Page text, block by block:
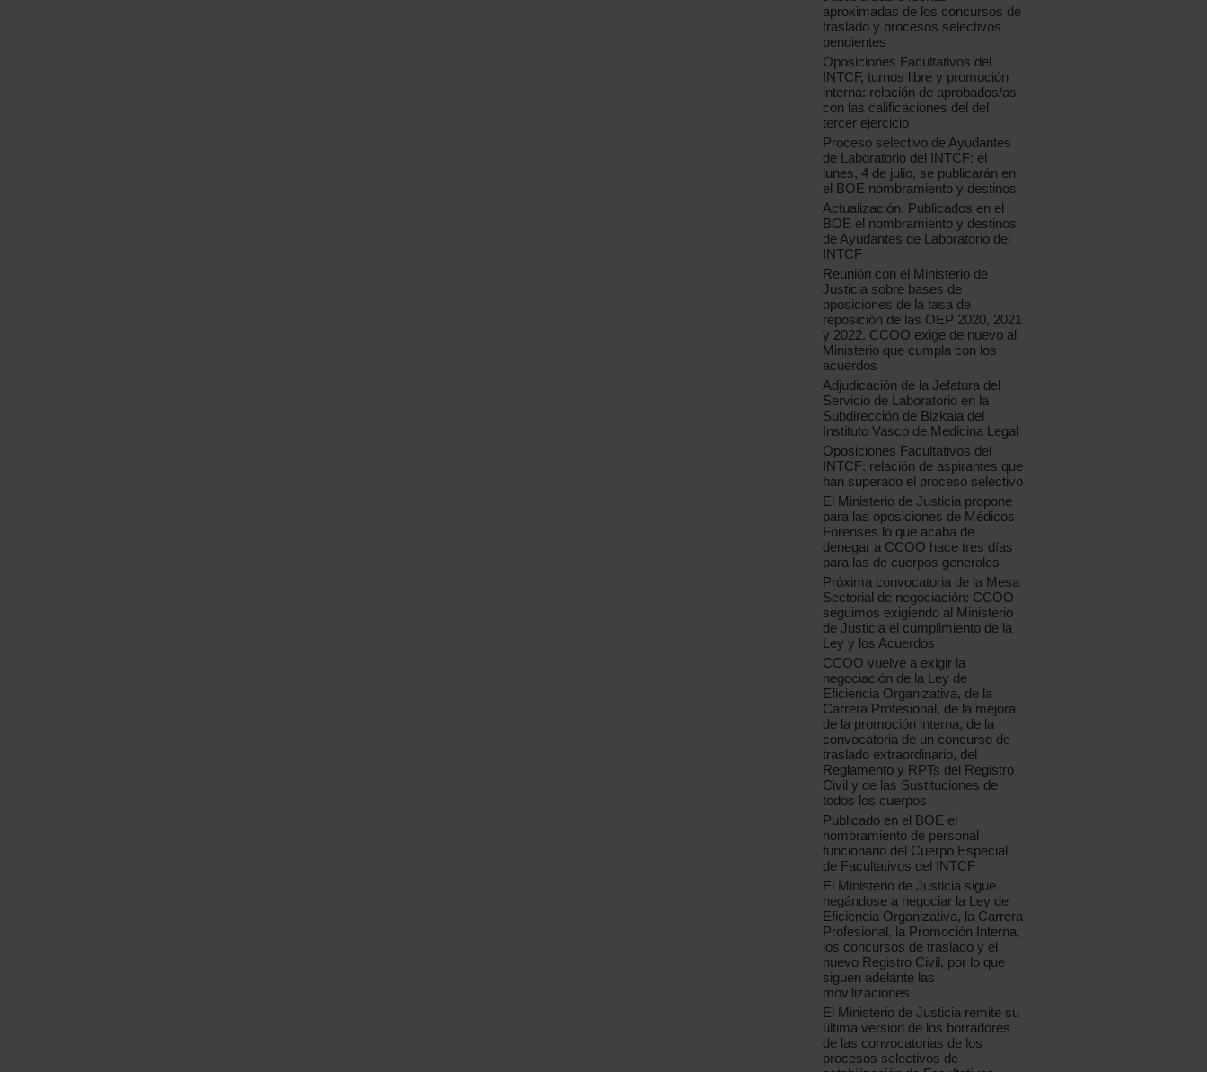
aproximadas de los concursos de
traslado y procesos selectivos
pendientes
Oposiciones Facultativos del
INTCF, turnos libre y promoción
interna: relación de aprobados/as
con las calificaciones del del
tercer ejercicio
Proceso selectivo de Ayudantes
de Laboratorio del INTCF: el
lunes, 4 de julio, se publicarán en
el BOE nombramiento y destinos
Actualización. Publicados en el
BOE el nombramiento y destinos
de Ayudantes de Laboratorio del
INTCF
Reunión con el Ministerio de
Justicia sobre bases de
oposiciones de la tasa de
reposición de las OEP 2020, 2021
y 2022. CCOO exige de nuevo al
Ministerio que cumpla con los
acuerdos
Adjudicación de la Jefatura del
Servicio de Laboratorio en la
Subdirección de Bizkaia del
Instituto Vasco de Medicina Legal
Oposiciones Facultativos del
INTCF: relación de aspirantes que
han superado el proceso selectivo
El Ministerio de Justicia propone
para las oposiciones de Médicos
Forenses lo que acaba de
denegar a CCOO hace tres días
para las de cuerpos generales
Próxima convocatoria de la Mesa
Sectorial de negociación: CCOO
seguimos exigiendo al Ministerio
de Justicia el cumplimiento de la
Ley y los Acuerdos
CCOO vuelve a exigir la
negociación de la Ley de
Eficiencia Organizativa, de la
Carrera Profesional, de la mejora
de la promoción interna, de la
convocatoria de un concurso de
traslado extraordinario, del
Reglamento y RPTs del Registro
Civil y de las Sustituciones de
todos los cuerpos
Publicado en el BOE el
nombramiento de personal
funcionario del Cuerpo Especial
de Facultativos del INTCF
El Ministerio de Justicia sigue
negándose a negociar la Ley de
Eficiencia Organizativa, la Carrera
Profesional, la Promoción Interna,
los concursos de traslado y el
nuevo Registro Civil, por lo que
siguen adelante las
movilizaciones
El Ministerio de Justicia remite su
última versión de los borradores
de las convocatorias de los
procesos selectivos de